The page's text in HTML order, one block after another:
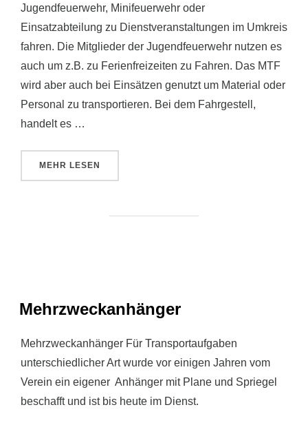
Jugendfeuerwehr, Minifeuerwehr oder
Einsatzabteilung zu Dienstveranstaltungen im Umkreis
fahren. Die Mitglieder der Jugendfeuerwehr nutzen es
auch um z.B. zu Ferienfreizeiten zu Fahren. Das MTF
wird aber auch bei Einsätzen genutzt um Material oder
Personal zu transportieren. Bei dem Fahrgestell,
handelt es …
MEHR ÜBER „MTF“
LESEN
Mehrzweckanhänger
Mehrzweckanhänger Für Transportaufgaben
unterschiedlicher Art wurde vor einigen Jahren vom
Verein ein eigener Anhänger mit Plane und Spriegel
beschafft und ist bis heute im Dienst.